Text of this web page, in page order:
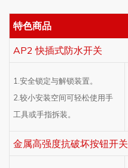
特色商品
AP2 快插式防水开关
1.安全锁定与解锁装置。
2.较小安装空间可轻松使用手
工具或手指拆装。
金属高强度抗破坏按钮开关